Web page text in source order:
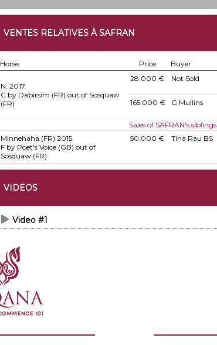
VENTES RELATIVES À SAFRAN
Horse Price Buyer
N. 2017
C by Dabirsim (FR) out of Sosquaw
(FR)
28.000 € Not Sold
165.000 € G Mullins
Sales of SAFRAN's siblings
Minnehaha (FR) 2015
F by Poet's Voice (GB) out of
Sosquaw (FR)
50.000 € Tina Rau BS
VIDEOS
Video #1